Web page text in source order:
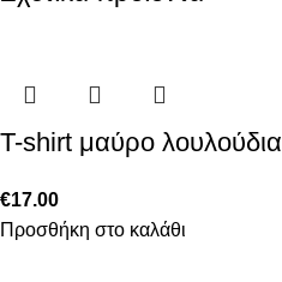
T-shirt μαύρο λουλούδια
€17.00
Προσθήκη στο καλάθι